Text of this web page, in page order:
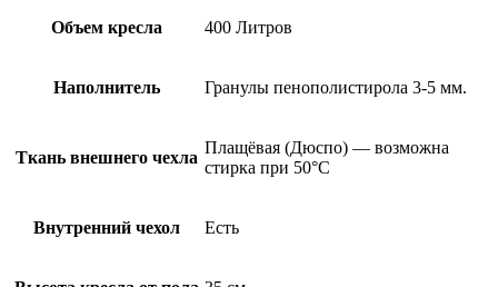
Объем кресла 400 Литров
Наполнитель Гранулы пенополистирола 3-5 мм.
Ткань внешнего чехла
Плащёвая (Дюспо) — возможна
стирка при 50°С
Внутренний чехол Есть